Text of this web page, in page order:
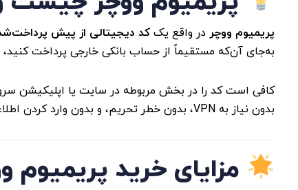
پریمیوم ووچر در واقع یک کد دیجیتالی از پیش
به‌جای آن‌که مستقیماً از حساب بانکی خارجی پرداخت
کافی است کد را در بخش مربوطه در سایت یا اپلیکیشن
بدون نیاز به VPN، بدون خطر تحریم، و بدون وارد کردن اطلاعات بانکی خارجی.
مزایای خرید پریمیوم